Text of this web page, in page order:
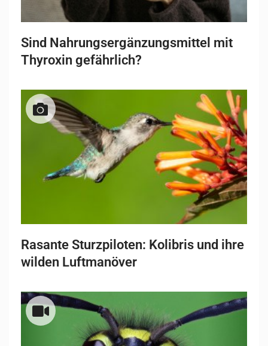
Sind Nahrungsergänzungsmittel mit
Thyroxin gefährlich?
Rasante Sturzpiloten: Kolibris und ihre
wilden Luftmanöver